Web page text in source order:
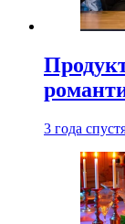
3 года